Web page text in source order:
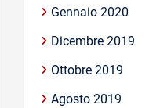
Gennaio 2020
Dicembre 2019
Ottobre 2019
Agosto 2019